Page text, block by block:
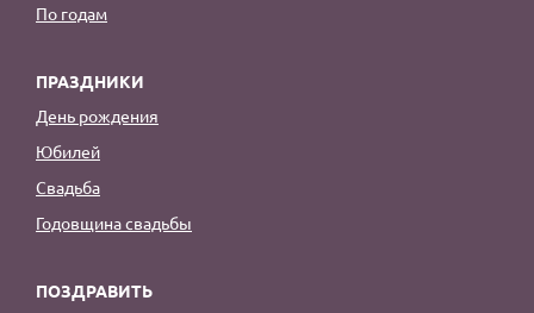
По годам
ПРАЗДНИКИ
День рождения
Юбилей
Свадьба
Годовщина свадьбы
ПОЗДРАВИТЬ